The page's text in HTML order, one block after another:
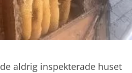
aldrig inspekterade huset